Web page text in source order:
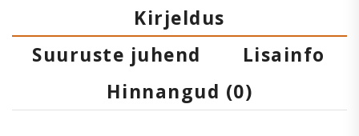
Kirjeldus
Suuruste juhend
Lisainfo
Hinnangud (0)